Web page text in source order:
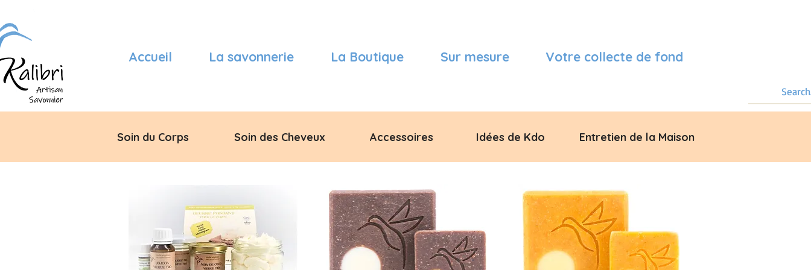
Accueil La savonnerie La Boutique Sur mesure Votre collecte de fond
Soin du Corps Soin des Cheveux Accessoires Idées de Kdo Entretien de la Maison